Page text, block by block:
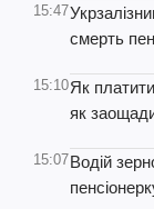
15:47
смерть
15:10Як
як
15:07Водій